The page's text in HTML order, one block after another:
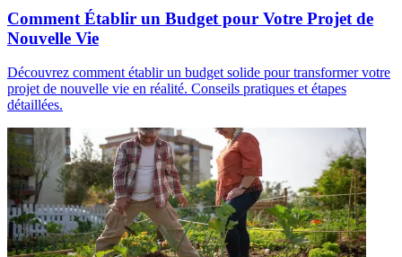
Comment Établir un Budget pour Votre Projet de
Nouvelle Vie
Découvrez comment établir un budget solide pour transformer votre
projet de nouvelle vie en réalité. Conseils pratiques et étapes
détaillées.